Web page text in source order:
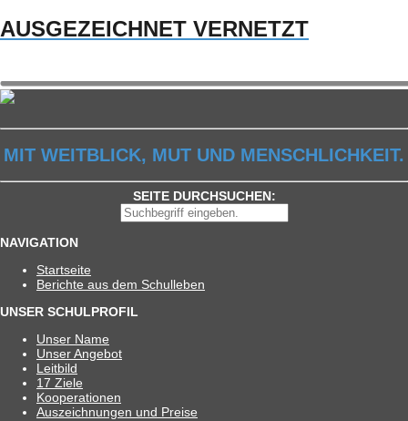
AUSGEZEICHNET VERNETZT
MIT WEITBLICK, MUT UND MENSCHLICHKEIT.
SEITE DURCHSUCHEN:
NAVIGATION
Start­seite
Berichte aus dem Schulleben
UNSER SCHULPROFIL
Unser Name
Unser Ange­bot
Leit­bild
17 Ziele
Koope­ra­tio­nen
Aus­zeich­nun­gen und Preise